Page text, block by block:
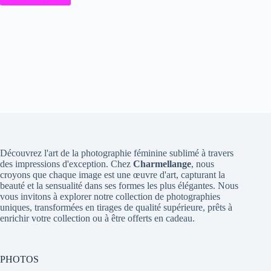
Découvrez l'art de la photographie féminine sublimé à travers
des impressions d'exception. Chez Charmellange, nous
croyons que chaque image est une œuvre d'art, capturant la
beauté et la sensualité dans ses formes les plus élégantes. Nous
vous invitons à explorer notre collection de photographies
uniques, transformées en tirages de qualité supérieure, prêts à
enrichir votre collection ou à être offerts en cadeau.
PHOTOS